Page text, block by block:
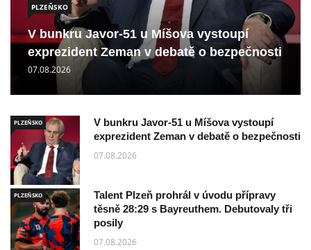
PLZEŇSKO
V bunkru Javor-51 u Míšova vystoupí
exprezident Zeman v debatě o bezpečnosti
07.08.2026
PLZEŇSKO
V bunkru Javor-51 u Míšova vystoupí
exprezident Zeman v debatě o bezpečnosti
07.08.2026
PLZEŇSKO
Talent Plzeň prohrál v úvodu přípravy
těsně 28:29 s Bayreuthem. Debutovaly tři
posily
07.08.2026